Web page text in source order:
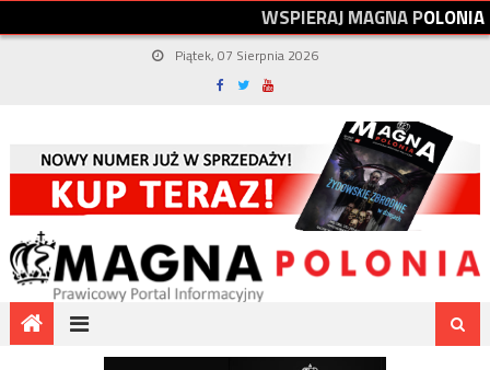
WSPIERAJMAGNAPOLONIA
Piątek, 07 Sierpnia 2026